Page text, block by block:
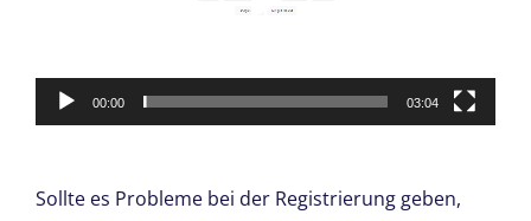
00:00 03:04
Sollte es Probleme bei der Registrierung geben,